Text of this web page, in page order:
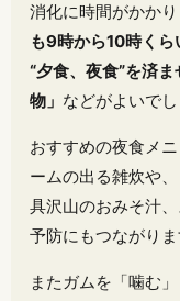
消化に時間がかか
も9時から10時くら
“夕食、夜食”を済
物」 などがよいでし
おすすめの夜食メ
ームの出る雑炊や、
具沢山のおみそ汁
予防にもつながりま
またガムを「噛む